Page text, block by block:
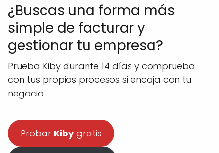
¿Buscas una forma más
simple de facturar y
gestionar tu empresa?
Prueba Kiby durante 14 días y comprueba
con tus propios procesos si encaja con tu
negocio.
Probar Kibygratis